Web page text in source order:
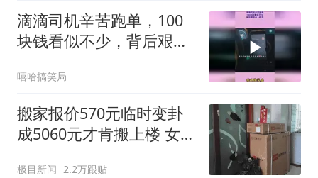
滴滴司机辛苦跑单，100
块钱看似不少，背后艰辛
嘻哈搞笑局
搬家报价570元临时变卦
成5060元才肯搬上楼 女子
极目新闻 2.2万跟贴